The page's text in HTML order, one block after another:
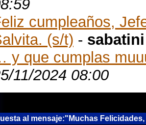
cumpleaños,
(s/t) - sabatini
y que cumplas
11/2024 08:00
al mensaje:"Muchas Felicidades,